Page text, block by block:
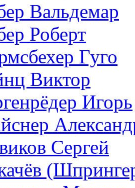
Вальдемар
Роберт
Гуго
Виктор
Игорь
Сергей